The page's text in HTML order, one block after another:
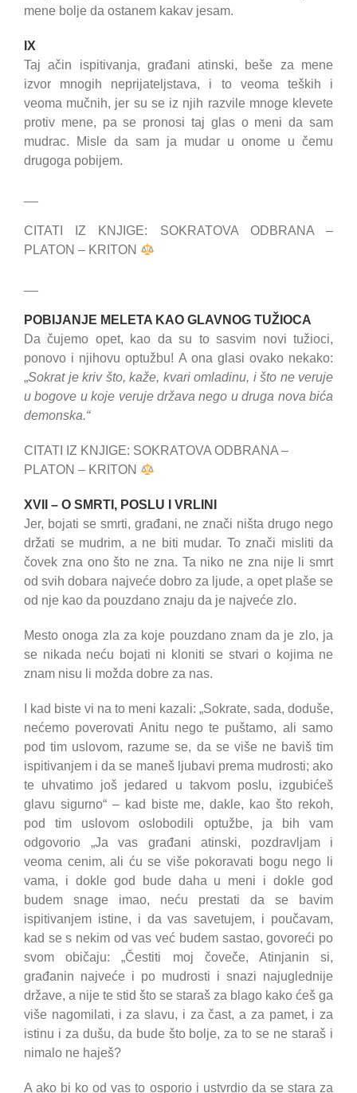
mene bolje da ostanem kakav jesam.
IX
Taj ačin ispitivanja, građani atinski, beše za mene
izvor mnogih neprijateljstava, i to veoma teških i
veoma mučnih, jer su se iz njih razvile mnoge klevete
protiv mene, pa se pronosi taj glas o meni da sam
mudrac. Misle da sam ja mudar u onome u čemu
drugoga pobijem.
CITATI IZ KNJIGE: SOKRATOVA ODBRANA –
PLATON – KRITON
POBIJANJE MELETA KAO GLAVNOG TUŽIOCA
Da čujemo opet, kao da su to sasvim novi tužioci,
ponovo i njihovu optužbu! A ona glasi ovako nekako:
„Sokrat je kriv što, kaže, kvari omladinu, i što ne veruje
u bogove u koje veruje država nego u druga nova bića
demonska.“
CITATI IZ KNJIGE: SOKRATOVA ODBRANA –
PLATON – KRITON
XVII – O SMRTI, POSLU I VRLINI
Jer, bojati se smrti, građani, ne znači ništa drugo nego
držati se mudrim, a ne biti mudar. To znači misliti da
čovek zna ono što ne zna. Ta niko ne zna nije li smrt
od svih dobara najveće dobro za ljude, a opet plaše se
od nje kao da pouzdano znaju da je najveće zlo.
Mesto onoga zla za koje pouzdano znam da je zlo, ja
se nikada neću bojati ni kloniti se stvari o kojima ne
znam nisu li možda dobre za nas.
I kad biste vi na to meni kazali: „Sokrate, sada, doduše,
nećemo poverovati Anitu nego te puštamo, ali samo
pod tim uslovom, razume se, da se više ne baviš tim
ispitivanjem i da se maneš ljubavi prema mudrosti; ako
te uhvatimo još jedared u takvom poslu, izgubićeš
glavu sigurno“ – kad biste me, dakle, kao što rekoh,
pod tim uslovom oslobodili optužbe, ja bih vam
odgovorio „Ja vas građani atinski, pozdravljam i
veoma cenim, ali ću se više pokoravati bogu nego li
vama, i dokle god bude daha u meni i dokle god
budem snage imao, neću prestati da se bavim
ispitivanjem istine, i da vas savetujem, i poučavam,
kad se s nekim od vas već budem sastao, govoreći po
svom običaju: „Čestiti moj čoveče, Atinjanin si,
građanin najveće i po mudrosti i snazi najuglednije
države, a nije te stid što se staraš za blago kako ćeš ga
više nagomilati, i za slavu, i za čast, a za pamet, i za
istinu i za dušu, da bude što bolje, za to se ne staraš i
nimalo ne haješ?
A ako bi ko od vas to osporio i ustvrdio da se stara za